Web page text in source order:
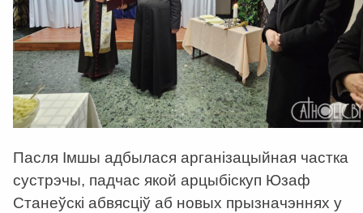
Пасля Імшы адбылася арганізацыйная частка
сустрэчы, падчас якой арцыбіскуп Юзаф
Станеўскі абвясціў аб новых прызначэннях у